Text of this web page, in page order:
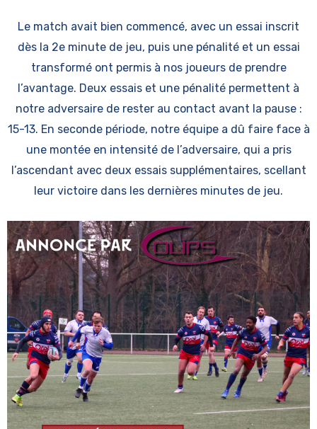
Le match avait bien commencé, avec un essai inscrit
dès la 2e minute de jeu, puis une pénalité et un essai
transformé ont permis à nos joueurs de prendre
l’avantage. Deux essais et une pénalité permettent à
notre adversaire de rester au contact avant la pause :
15-13. En seconde période, notre équipe a dû faire face à
une montée en intensité de l’adversaire, qui a pris
l’ascendant avec deux essais supplémentaires, scellant
leur victoire dans les dernières minutes de jeu.